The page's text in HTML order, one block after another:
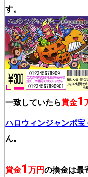
す。
一致していたら賞金1
ハロウィンジャンボ宝
ん。
賞金1万円の換金は最